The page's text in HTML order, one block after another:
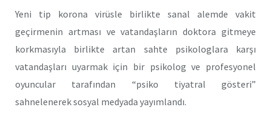
Yeni tip korona virüsle birlikte sanal alemde vakit
geçirmenin artması ve vatandaşların doktora gitmeye
korkmasıyla birlikte artan sahte psikologlara karşı
vatandaşları uyarmak için bir psikolog ve profesyonel
oyuncular tarafından “psiko tiyatral gösteri”
sahnelenerek sosyal medyada yayımlandı.